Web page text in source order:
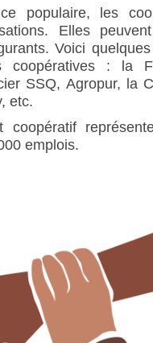
populaire, les
Elles
Voici
coopératives : la
SSQ, Agropur, la
etc.
coopératif
emplois.